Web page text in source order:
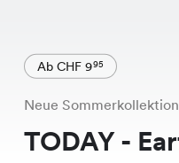
Ab CHF 995
Neue
TODAY -